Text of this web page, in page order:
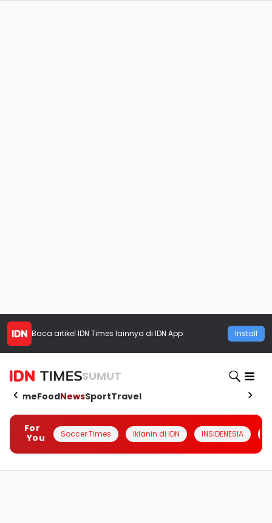
Baca artikel IDN Times lainnya di IDN App Install
SUMUT
HomeFoodNewsSportTravel
For
You
Soccer Times Iklanin di IDN INSIDENESIA